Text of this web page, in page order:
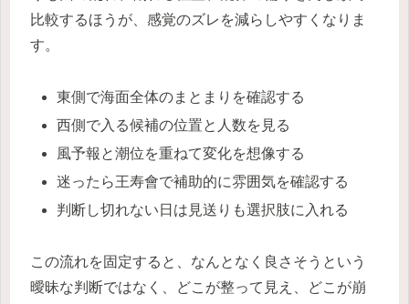
比較するほうが、感覚のズレを減らしやすくなりま
す。
東側で海面全体のまとまりを確認する
西側で入る候補の位置と人数を見る
風予報と潮位を重ねて変化を想像する
迷ったら王寿會で補助的に雰囲気を確認する
判断し切れない日は見送りも選択肢に入れる
この流れを固定すると、なんとなく良さそうという
曖昧な判断ではなく、どこが整って見え、どこが崩